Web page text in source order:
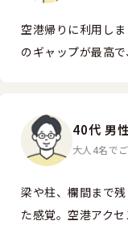
空港帰りに利用し
のギャップが最高
40代 男
大人4名で
梁や柱、欄間まで
た感覚。空港アクセ